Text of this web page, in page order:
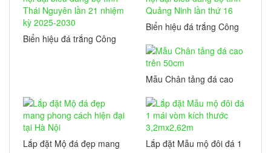
Biển hiệu đá trắng Công
Biển hiệu đá trắng Công
đại biểu đảng bộ tỉnh
Quảng Ninh lần thứ 16
Mẫu Chân tảng đá cao
Lắp đặt Mộ đá đẹp mang
Lắp đặt Mẫu mộ đôi đá 1